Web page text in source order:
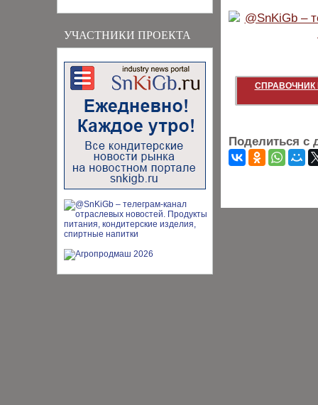
УЧАСТНИКИ ПРОЕКТА
СПРАВОЧНИК
Поделиться с